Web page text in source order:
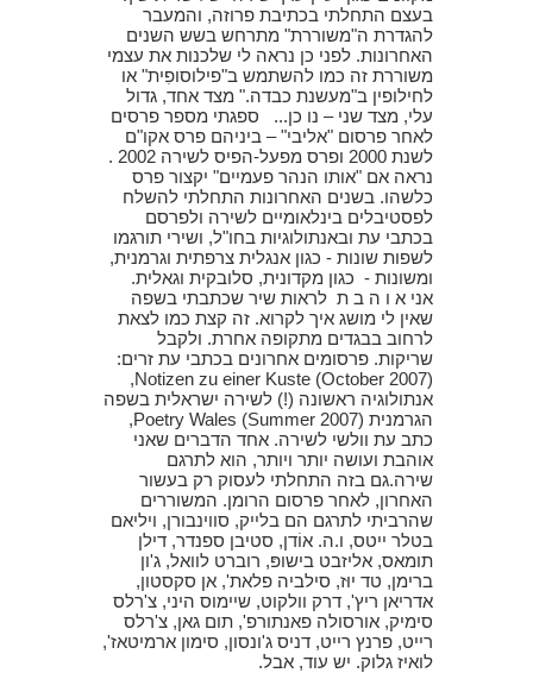
בעצם התחלתי בכתיבת פרוזה, והמעבר
להגדרת ה"משוררת" מתרחש בשש השנים
האחרונות. לפני כן נראה לי שלכנות את עצמי
משוררת זה כמו להשתמש ב"פילוסופִית" או
לחילופין ב"מעשנת כבדה." מצד אחד, גדול
עלי, מצד שני – נו כן... ספגתי מספר פרסים
לאחר פרסום "אליבי" – ביניהם פרס אקו"ם
לשנת 2000 ופרס מפעל-הפיס לשירה 2002 .
נראה אם "אותו הנהר פעמיים" יקצור פרס
כלשהו. בשנים האחרונות התחלתי להשלח
לפסטיבלים בינלאומיים לשירה ולפרסם
בכתבי עת ובאנתולוגיות בחו"ל, ושירי תורגמו
לשפות שונות - כגון אנגלית צרפתית וגרמנית,
ומשונות - כגון מקדונית, סלובקית וגאלית.
אני א ו ה ב ת לראות שיר שכתבתי בשפה
שאין לי מושג איך לקרוא. זה קצת כמו לצאת
לרחוב בבגדים מתקופה אחרת. ולקבל
שריקות. פרסומים אחרונים בכתבי עת זרים:
Notizen zu einer Kuste (October 2007),
אנתולוגיה ראשונה (!) לשירה ישראלית בשפה
הגרמנית Poetry Wales (Summer 2007),
כתב עת וולשי לשירה. אחד הדברים שאני
אוהבת ועושה יותר ויותר, הוא לתרגם
שירה.גם בזה התחלתי לעסוק רק בעשור
האחרון, לאחר פרסום הרומן. המשוררים
שהרביתי לתרגם הם בלייק, סווינבורן, ויליאם
בטלר ייטס, ו.ה. אוֹדן, סטיבן ספנדר, דילן
תומאס, אליזבט בישופּ, רוברט לוואל, ג'ון
ברימן, טד יוּז, סילביה פלאת', אן סקסטון,
אדריאן ריץ', דרק וולקוט, שיימוס היני, צ'רלס
סימיק, אורסולה פאנתורפ', תום גאן, צ'רלס
רייט, פרנץ רייט, דניס ג'ונסון, סימון ארמיטאז',
לואיז גלוק. יש עוד, אבל.